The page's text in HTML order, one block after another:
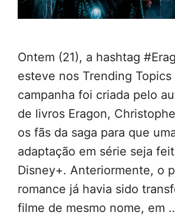
Ontem (21), a hashtag
esteve nos Trending
campanha foi criada pelo
de livros Eragon,
os fãs da saga para que
adaptação em série seja
Disney+. Anteriormente, o
romance já havia sido
filme de mesmo nome, em